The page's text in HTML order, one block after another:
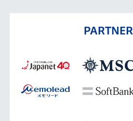
PARTNER